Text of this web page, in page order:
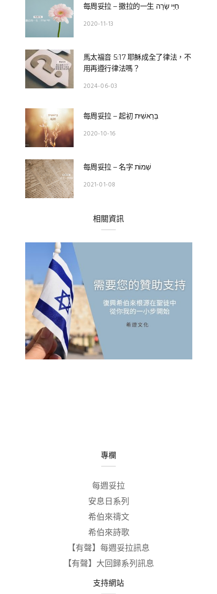
每周妥拉 – 撒拉的一生 חַיֵּי שָׂרָה
2020-11-13
馬太福音 5:17 耶穌成全了律法，不
用再遵行律法嗎？
2024-06-03
每周妥拉 – 起初 בְּרֵאשִׁית
2020-10-16
每周妥拉 – 名字 שְׁמוֹת
2021-01-08
相關資訊
專欄
每週妥拉
安息日系列
希伯來禱文
希伯來詩歌
【有聲】每週妥拉訊息
【有聲】大回歸系列訊息
支持網站